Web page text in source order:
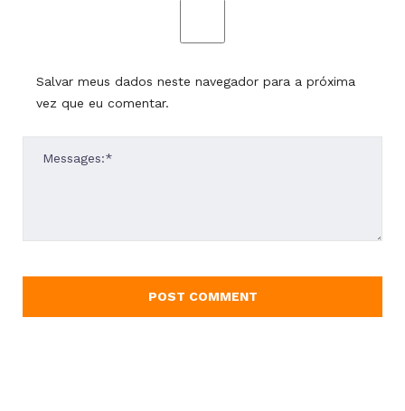
Salvar meus dados neste navegador para a próxima
vez que eu comentar.